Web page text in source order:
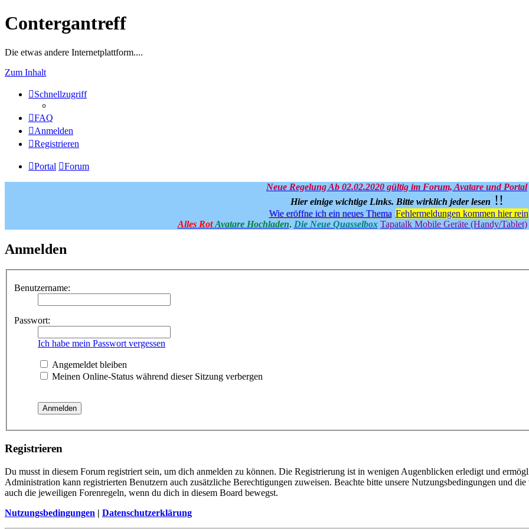
Contergantreff
Die etwas andere Internetplattform....
Zum Inhalt
Schnellzugriff
FAQ
Anmelden
Registrieren
Portal Forum
Neue Regelung Ab 02.02.2020 gültig im Forum, Avatare und Portal
Hier einige wichtige Links. Bitte wirklich jeder lesen !!
Wie eröffne ich ein neues Thema Fehlermeldungen kommen hier rein
Alles Rot Avatare Hochladen. Die Neue Quasselbox Tapatalk Mobile Geräte (Handy/Tablet)
Anmelden
Benutzername:
Passwort:
Ich habe mein Passwort vergessen
Angemeldet bleiben
Meinen Online-Status während dieser Sitzung verbergen
Registrieren
Du musst in diesem Forum registriert sein, um dich anmelden zu können. Die Registrierung ist in wenigen Augenblicken erledigt und
Administration kann registrierten Benutzern auch zusätzliche Berechtigungen zuweisen. Beachte bitte unsere Nutzungsbedingungen und
auch die jeweiligen Forenregeln, wenn du dich in diesem Board bewegst.
Nutzungsbedingungen | Datenschutzerklärung